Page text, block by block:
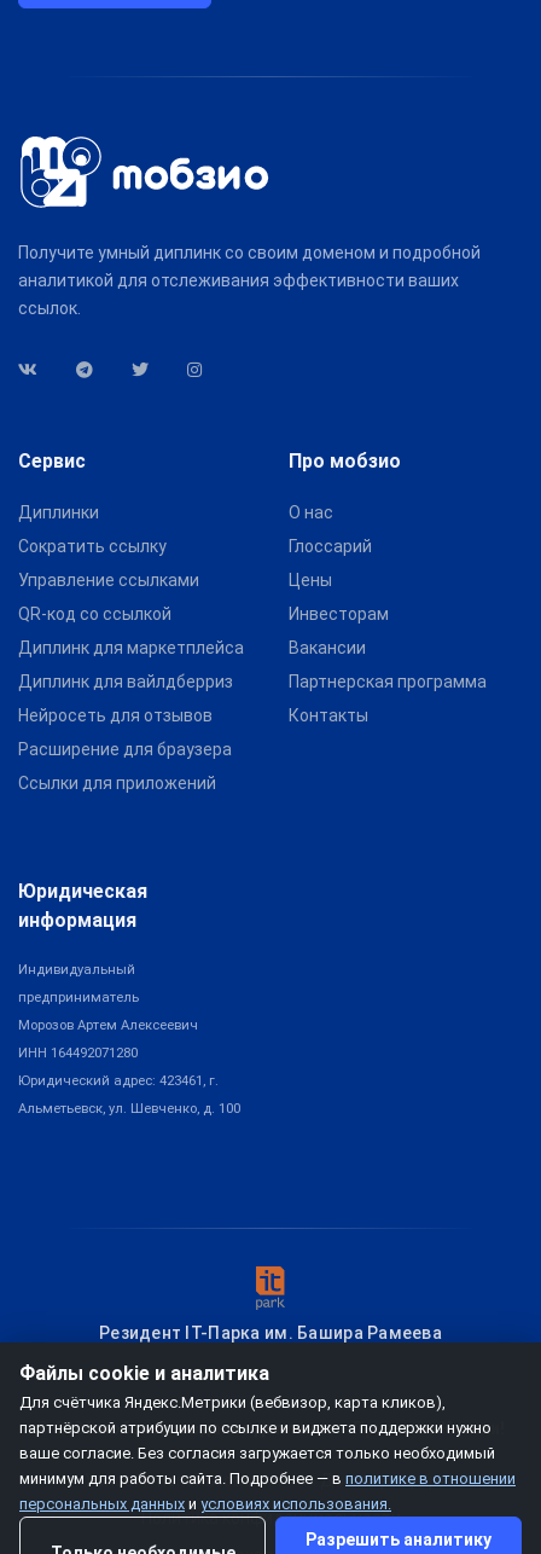
Получите умный диплинк со своим доменом и подробной
аналитикой для отслеживания эффективности ваших
ссылок.
Сервис
Диплинки
Сократить ссылку
Управление ссылками
QR-код со ссылкой
Диплинк для маркетплейса
Диплинк для вайлдберриз
Нейросеть для отзывов
Расширение для браузера
Ссылки для приложений
Про мобзио
О нас
Глоссарий
Цены
Инвесторам
Вакансии
Партнерская программа
Контакты
Юридическая
информация
Индивидуальный
предприниматель
Морозов Артем Алексеевич
ИНН 164492071280
Юридический адрес: 423461, г.
Альметьевск, ул. Шевченко, д. 100
Резидент IT-Парка им. Башира Рамеева
© 2026мобзио, создание диплинка– Привет из Казани!
Условия использования
Договор-оферта
Политика конфиденциальности
Файлы cookie и аналитика
Для счётчика Яндекс.Метрики (вебвизор, карта кликов),
партнёрской атрибуции по ссылке и виджета поддержки нужно
ваше согласие. Без согласия загружается только необходимый
минимум для работы сайта. Подробнее — в политике в отношении
персональных данных и условиях использования.
Разрешить аналитику